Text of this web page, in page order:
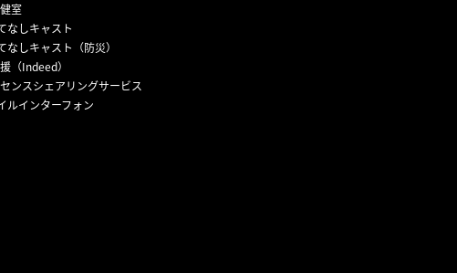
室
なしキャスト
なしキャスト（防災）
（Indeed）
ンスシェアリングサービス
ルインターフォン